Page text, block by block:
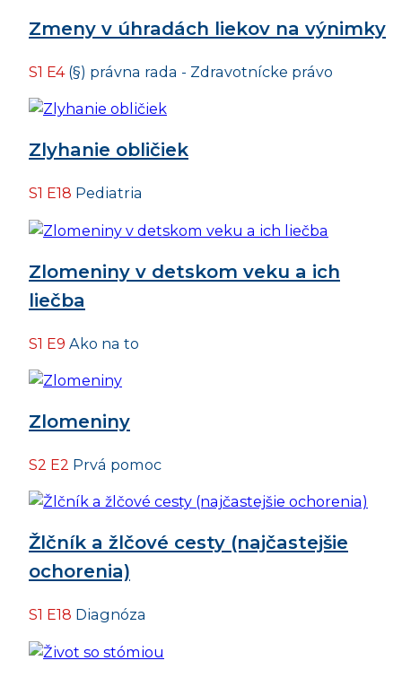
Zmeny v úhradách liekov na výnimky
S1 E4(§) právna rada - Zdravotnícke právo
Zlyhanie obličiek
S1 E18 Pediatria
Zlomeniny v detskom veku a ich
liečba
S1 E9 Ako na to
Zlomeniny
S2 E2 Prvá pomoc
Žlčník a žlčové cesty (najčastejšie
ochorenia)
S1 E18 Diagnóza